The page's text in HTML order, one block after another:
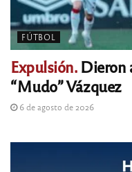
FÚTBOL
Expulsión.Dieron
“Mudo” Vázquez
6 de agosto de 2026